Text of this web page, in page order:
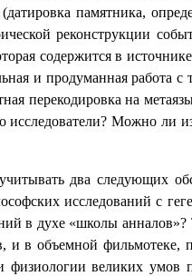
памятника,
реконструкции
содержится в
и продуманная работа с
перекодировка на
Можно ли
два следующих
исследований с
в духе «школы анналов»?
и в объемной
великих умов